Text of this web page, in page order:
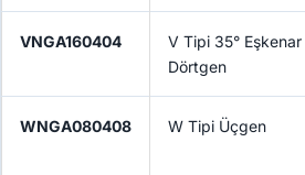
VNGA160404
V Tipi 35° Eşkenar
Dörtgen
WNGA080408 W Tipi Üçgen